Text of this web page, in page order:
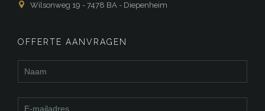
 Wilsonweg 19 - 7478 BA - Diepenheim
OFFERTE AANVRAGEN